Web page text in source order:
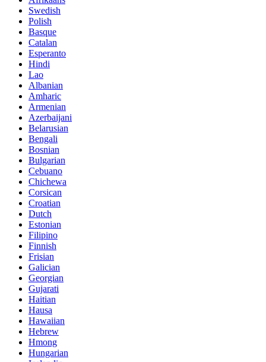
Swedish
Polish
Basque
Catalan
Esperanto
Hindi
Lao
Albanian
Amharic
Armenian
Azerbaijani
Belarusian
Bengali
Bosnian
Bulgarian
Cebuano
Chichewa
Corsican
Croatian
Dutch
Estonian
Filipino
Finnish
Frisian
Galician
Georgian
Gujarati
Haitian
Hausa
Hawaiian
Hebrew
Hmong
Hungarian